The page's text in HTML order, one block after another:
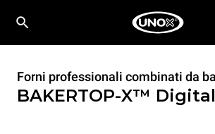
Forni professionali combinati da
BAKERTOP-X™